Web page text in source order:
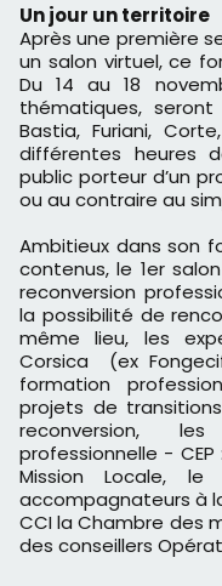
Un jour un territoire
Après une première
un salon virtuel, ce
Du 14 au 18
thématiques,
Bastia, Furiani,
différentes heures
public porteur d’un
ou au contraire au
Ambitieux dans son
contenus, le 1er
reconversion
la possibilité de
même lieu, les
Corsica (ex
formation
projets de
reconversion,
professionnelle - CEP
Mission Locale,
accompagnateurs à
CCI la Chambre des
des conseillers